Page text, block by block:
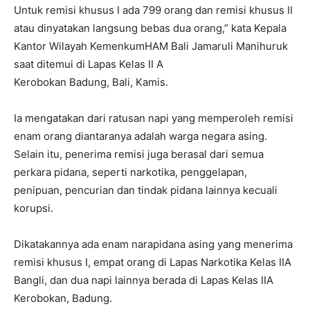
Untuk remisi khusus I ada 799 orang dan remisi khusus II
atau dinyatakan langsung bebas dua orang,” kata Kepala
Kantor Wilayah KemenkumHAM Bali Jamaruli Manihuruk
saat ditemui di Lapas Kelas II A
Kerobokan Badung, Bali, Kamis.
Ia mengatakan dari ratusan napi yang memperoleh remisi
enam orang diantaranya adalah warga negara asing.
Selain itu, penerima remisi juga berasal dari semua
perkara pidana, seperti narkotika, penggelapan,
penipuan, pencurian dan tindak pidana lainnya kecuali
korupsi.
Dikatakannya ada enam narapidana asing yang menerima
remisi khusus I, empat orang di Lapas Narkotika Kelas IIA
Bangli, dan dua napi lainnya berada di Lapas Kelas IIA
Kerobokan, Badung.